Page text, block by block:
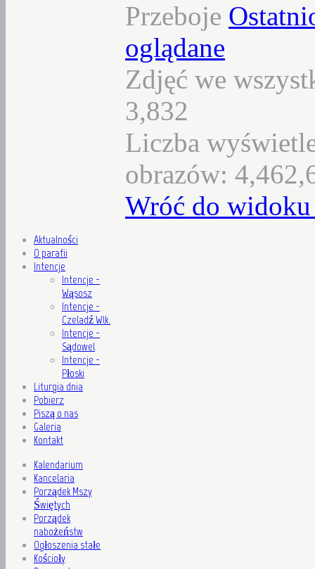
Przeboje
oglądane
Zdjęć we
3,832
Liczba
obrazów:
Wróć do
Aktualności
O parafii
Intencje
Intencje -
Wąsosz
Intencje -
Czeladź Wlk.
Intencje -
Sądowel
Intencje -
Płoski
Liturgia dnia
Pobierz
Piszą o nas
Galeria
Kontakt
Kalendarium
Kancelaria
Porządek Mszy
Świętych
Porządek
nabożeństw
Ogłoszenia stałe
Kościoły